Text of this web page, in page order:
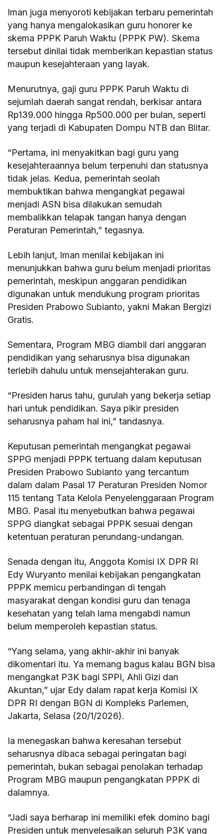
Iman juga menyoroti kebijakan terbaru pemerintah
yang hanya mengalokasikan guru honorer ke
skema PPPK Paruh Waktu (PPPK PW). Skema
tersebut dinilai tidak memberikan kepastian status
maupun kesejahteraan yang layak.
Menurutnya, gaji guru PPPK Paruh Waktu di
sejumlah daerah sangat rendah, berkisar antara
Rp139.000 hingga Rp500.000 per bulan, seperti
yang terjadi di Kabupaten Dompu NTB dan Blitar.
“Pertama, ini menyakitkan bagi guru yang
kesejahteraannya belum terpenuhi dan statusnya
tidak jelas. Kedua, pemerintah seolah
membuktikan bahwa mengangkat pegawai
menjadi ASN bisa dilakukan semudah
membalikkan telapak tangan hanya dengan
Peraturan Pemerintah,” tegasnya.
Lebih lanjut, Iman menilai kebijakan ini
menunjukkan bahwa guru belum menjadi prioritas
pemerintah, meskipun anggaran pendidikan
digunakan untuk mendukung program prioritas
Presiden Prabowo Subianto, yakni Makan Bergizi
Gratis.
Sementara, Program MBG diambil dari anggaran
pendidikan yang seharusnya bisa digunakan
terlebih dahulu untuk mensejahterakan guru.
“Presiden harus tahu, gurulah yang bekerja setiap
hari untuk pendidikan. Saya pikir presiden
seharusnya paham hal ini,” tandasnya.
Keputusan pemerintah mengangkat pegawai
SPPG menjadi PPPK tertuang dalam keputusan
Presiden Prabowo Subianto yang tercantum
dalam dalam Pasal 17 Peraturan Presiden Nomor
115 tentang Tata Kelola Penyelenggaraan Program
MBG. Pasal itu menyebutkan bahwa pegawai
SPPG diangkat sebagai PPPK sesuai dengan
ketentuan peraturan perundang-undangan.
Senada dengan itu, Anggota Komisi IX DPR RI
Edy Wuryanto menilai kebijakan pengangkatan
PPPK memicu perbandingan di tengah
masyarakat dengan kondisi guru dan tenaga
kesehatan yang telah lama mengabdi namun
belum memperoleh kepastian status.
“Yang selama, yang akhir-akhir ini banyak
dikomentari itu. Ya memang bagus kalau BGN bisa
mengangkat P3K bagi SPPI, Ahli Gizi dan
Akuntan,” ujar Edy dalam rapat kerja Komisi IX
DPR RI dengan BGN di Kompleks Parlemen,
Jakarta, Selasa (20/1/2026).
Ia menegaskan bahwa keresahan tersebut
seharusnya dibaca sebagai peringatan bagi
pemerintah, bukan sebagai penolakan terhadap
Program MBG maupun pengangkatan PPPK di
dalamnya.
“Jadi saya berharap ini memiliki efek domino bagi
Presiden untuk menyelesaikan seluruh P3K yang